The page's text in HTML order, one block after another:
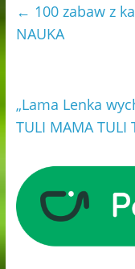
← 100 zabaw z
NAUKA
„Lama Lenka
TULI MAMA